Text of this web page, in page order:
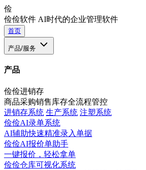
俭
俭俭软件 AI时代的企业管理软件
首页
产品/服务
产品
俭俭进销存
商品采购销售库存全流程管控
进销存系统 生产系统 注塑系统
俭俭AI录单系统
AI辅助快速精准录入单据
俭俭AI报价单助手
一键报价，轻松拿单
俭俭仓库可视化系统